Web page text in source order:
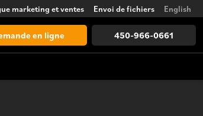
marketing et ventes Envoi de fichiers English
en ligne 450-966-0661